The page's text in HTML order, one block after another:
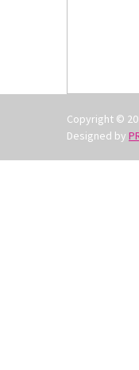
Copyright ©
Designed by